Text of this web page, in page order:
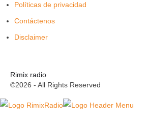
Políticas de privacidad
Contáctenos
Disclaimer
Rimix radio
©2026 - All Rights Reserved